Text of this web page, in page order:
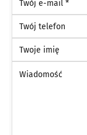
Twój telefon
Twoje imię